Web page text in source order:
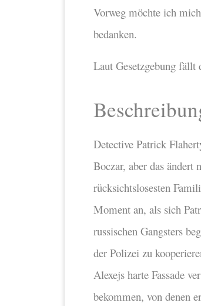
Vorweg möchte ich
bedanken.
Laut Gesetzgebung fällt
Detective Patrick
Boczar, aber das ändert
rücksichtslosesten
Moment an, als sich
russischen Gangsters
der Polizei zu
Alexejs harte Fassade
bekommen, von denen